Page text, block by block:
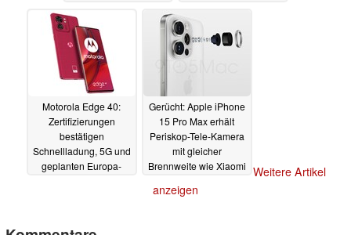
Motorola Edge 40:
Zertifizierungen
bestätigen
Schnellladung, 5G und
geplanten Europa-
Gerücht: Apple iPhone
15 Pro Max erhält
Periskop-Tele-Kamera
mit gleicher
Brennweite wie Xiaomi Weitere Artikel
anzeigen